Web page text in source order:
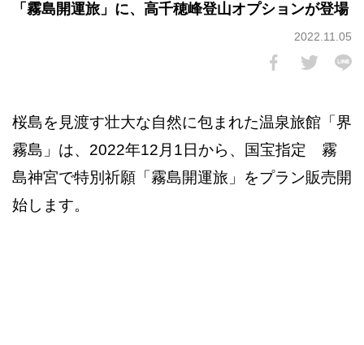
「霧島開運旅」に、高千穂峰登山オプションが登場
2022.11.05
桜島を見渡す壮大な自然に包まれた温泉旅館「界
霧島」は、2022年12月1日から、国宝指定 霧
島神宮で特別祈願「霧島開運旅」をプラン販売開
始します。